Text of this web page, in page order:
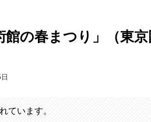
館の春まつり」（東
ています。